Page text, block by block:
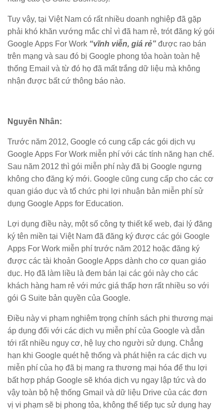
Tuy vậy, tại Việt Nam có rất nhiều doanh nghiệp đã gặp
phải khó khăn vướng mắc chỉ vì đã ham rẻ, trót đăng ký gói
Google Apps For Work “vĩnh viễn, giá rẻ” được rao bán
trên mạng và sau đó bị Google phong tỏa hoàn toàn hệ
thống Email và từ đó họ đã mất trắng dữ liệu mà không
nhận được bất cứ thông báo nào.
Nguyên Nhân:
Trước năm 2012, Google có cung cấp các gói dịch vụ
Google Apps For Work miễn phí với các tính năng hạn chế.
Sau năm 2012 thì gói miễn phí này đã bị Google ngưng
không cho đăng ký mới. Google cũng cung cấp cho các cơ
quan giáo dục và tổ chức phi lợi nhuận bản miễn phí sử
dụng Google Apps for Education.
Lợi dụng điều này, một số công ty thiết kế web, đại lý đăng
ký tên miền tại Việt Nam đã đăng ký được các gói Google
Apps For Work miễn phí trước năm 2012 hoặc đăng ký
được các tài khoản Google Apps dành cho cơ quan giáo
dục. Họ đã làm liều là đem bán lại các gói này cho các
khách hàng ham rẻ với mức giá thấp hơn rất nhiều so với
gói G Suite bản quyền của Google.
Điều này vi phạm nghiêm trọng chính sách phi thương mại
áp dụng đối với các dịch vụ miễn phí của Google và dẫn
tới rất nhiều nguy cơ, hệ luỵ cho người sử dụng. Chẳng
hạn khi Google quét hệ thống và phát hiện ra các dịch vụ
miễn phí của họ đã bị mang ra thương mại hóa để thu lợi
bất hợp pháp Google sẽ khóa dịch vụ ngay lập tức và do
vậy toàn bộ hệ thống Gmail và dữ liệu Drive của các đơn
vị vi phạm sẽ bị phong tỏa, không thể tiếp tục sử dụng hay